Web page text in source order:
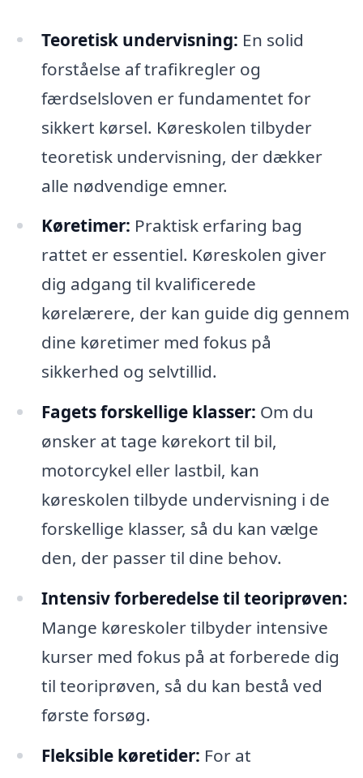
Teoretisk undervisning: En solid
forståelse af trafikregler og
færdselsloven er fundamentet for
sikkert kørsel. Køreskolen tilbyder
teoretisk undervisning, der dækker
alle nødvendige emner.
Køretimer: Praktisk erfaring bag
rattet er essentiel. Køreskolen giver
dig adgang til kvalificerede
kørelærere, der kan guide dig gennem
dine køretimer med fokus på
sikkerhed og selvtillid.
Fagets forskellige klasser: Om du
ønsker at tage kørekort til bil,
motorcykel eller lastbil, kan
køreskolen tilbyde undervisning i de
forskellige klasser, så du kan vælge
den, der passer til dine behov.
Intensiv forberedelse til teoriprøven:
Mange køreskoler tilbyder intensive
kurser med fokus på at forberede dig
til teoriprøven, så du kan bestå ved
første forsøg.
Fleksible køretider: For at